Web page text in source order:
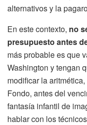
alternativos y la
En este contexto, no
presupuesto antes
más probable es que
Washington y tengan
modificar la
Fondo, antes del
fantasía infantil de
hablar con los